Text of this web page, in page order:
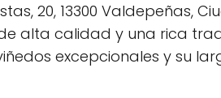
20, 13300 Valdepeñas,
alta calidad y una rica
excepcionales y su